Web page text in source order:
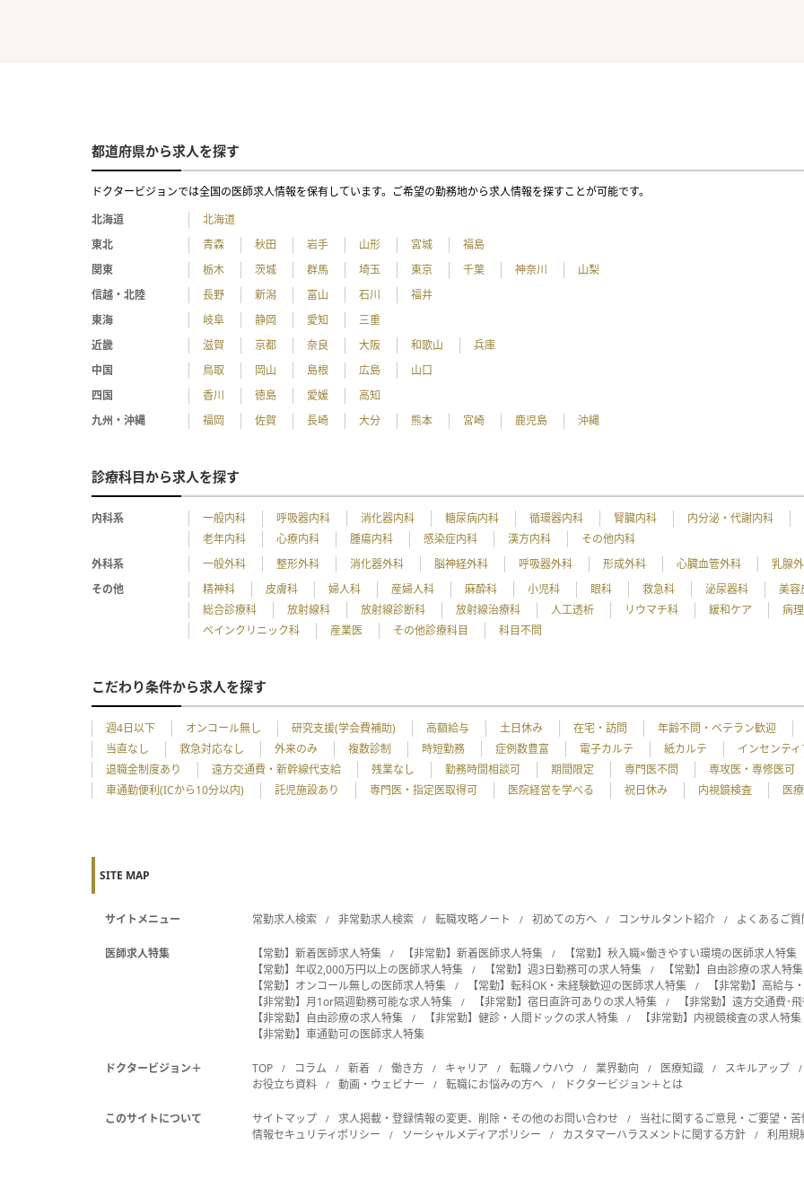
都道府県から求人を探す
ドクタービジョンでは全国の医師求人情報を保有しています。ご希望の勤務地から求人情報を探すことが可能です。
北海道
北海道
東北
青森 秋田 岩手 山形 宮城
福島
関東
栃木 茨城 群馬 埼玉 東京 千葉 神奈川
山梨
信越・北陸
長野 新潟 富山 石川
福井
東海
岐阜 静岡 愛知
三重
近畿
滋賀 京都 奈良 大阪 和歌山
兵庫
中国
鳥取 岡山 島根 広島
山口
四国
香川 徳島 愛媛
高知
九州・沖縄
福岡 佐賀 長崎 大分 熊本 宮崎 鹿児島 沖縄
診療科目から求人を探す
内科系 一般内科 呼吸器内科 消化器内科 糖尿病内科 循環器内科 腎臓内科 内分泌・代謝内科
老年内科
心療内科 腫瘍内科 感染症内科 漢方内科
その他内科
外科系
一般外科 整形外科 消化器外科 脳神経外科 呼吸器外科 形成外科 心臓血管外科 乳腺
その他
精神科 皮膚科 婦人科 産婦人科 麻酔科 小児科 眼科 救急科 泌尿器科 美容
総合診療科
放射線科 放射線診断科 放射線治療科 人工透析 リウマチ科 緩和ケア 病
ペインクリニック科
産業医 その他診療科目 科目不問
こだわり条件から求人を探す
週4日以下 オンコール無し 研究支援(学会費補助) 高額給与 土日休み 在宅・訪問 年齢不問・ベテラン歓迎
当直なし
救急対応なし 外来のみ 複数診制 時短勤務 症例数豊富 電子カルテ 紙カルテ インセンティ
退職金制度あり
遠方交通費・新幹線代支給 残業なし 勤務時間相談可 期間限定 専門医不問 専攻医・専修医可
車通勤便利(ICから10分以内)
託児施設あり 専門医・指定医取得可 医院経営を学べる 祝日休み 内視鏡検査 医
SITE MAP
サイトメニュー 常勤求人検索 非常勤求人検索 転職攻略ノート 初めての方へ コンサルタント紹介 よくあるご質
医師求人特集 【常勤】新着医師求人特集 【非常勤】新着医師求人特集 【常勤】秋入職×働きやすい環境の医師求人特集
【常勤】年収2,000万円以上の医師求人特集
【常勤】週3日勤務可の求人特集 【常勤】自由診療の求人特集
【常勤】オンコール無しの医師求人特集
【常勤】転科OK・未経験歓迎の医師求人特集
【非常勤】高給与
【非常勤】月1or隔週勤務可能な求人特集
【非常勤】宿日直許可ありの求人特集
【非常勤】遠方交通費･
【非常勤】自由診療の求人特集
【非常勤】健診・人間ドックの求人特集 【非常勤】内視鏡検査の求人特集
【非常勤】車通勤可の医師求人特集
ドクタービジョン＋ TOP コラム 新着 働き方 キャリア 転職ノウハウ 業界動向 医療知識 スキルアップ
お役立ち資料
動画・ウェビナー 転職にお悩みの方へ ドクタービジョン＋とは
このサイトについて サイトマップ 求人掲載・登録情報の変更、削除・その他のお問い合わせ 当社に関するご意見・ご要望・
情報セキュリティポリシー
ソーシャルメディアポリシー カスタマーハラスメントに関する方針 利用規